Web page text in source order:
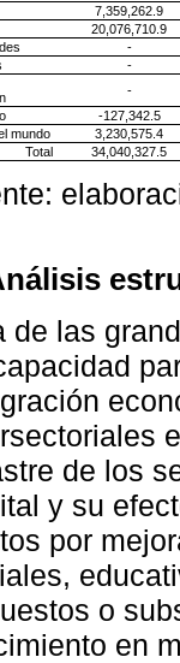
7,359,262.9
20,076,710.9
-
-
-
-127,342.5
mundo
3,230,575.4
Total
34,040,327.5
de las
de los
y su
por
o
en